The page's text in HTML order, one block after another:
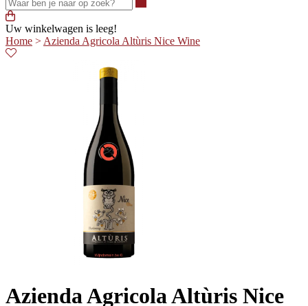
Uw winkelwagen is leeg!
Home > Azienda Agricola Altùris Nice Wine
Azienda Agricola Altùris Nice